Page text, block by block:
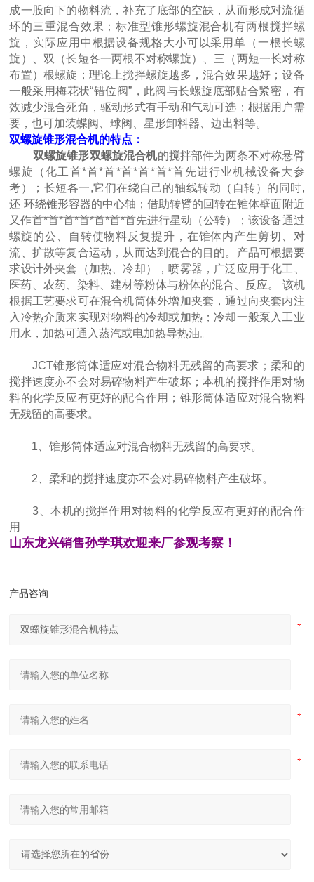
成一股向下的物料流，补充了底部的空缺，从而形成对流循
环的三重混合效果；标准型锥形螺旋混合机有两根搅拌螺
旋，实际应用中根据设备规格大小可以采用单（一根长螺
旋）、双（长短各一两根不对称螺旋）、三（两短一长对称
布置）根螺旋；理论上搅拌螺旋越多，混合效果越好；设备
一般采用梅花状“错位阀”，此阀与长螺旋底部贴合紧密，有
效减少混合死角，驱动形式有手动和气动可选；根据用户需
要，也可加装蝶阀、球阀、星形卸料器、边出料等。
双螺旋锥形混合机的特点：
双螺旋锥形双螺旋混合机的搅拌部件为两条不对称悬臂
螺旋（化工首*首*首*首*首*首*首先进行业机械设备大参
考）；长短各一,它们在绕自己的轴线转动（自转）的同时,
还 环绕锥形容器的中心轴；借助转臂的回转在锥体壁面附近
又作首*首*首*首*首*首*首先进行星动（公转）；该设备通过
螺旋的公、自转使物料反复提升，在锥体内产生剪切、对
流、扩散等复合运动，从而达到混合的目的。产品可根据要
求设计外夹套（加热、冷却），喷雾器，广泛应用于化工、
医药、农药、染料、建材等粉体与粉体的混合、反应。 该机
根据工艺要求可在混合机筒体外增加夹套，通过向夹套内注
入冷热介质来实现对物料的冷却或加热；冷却一般泵入工业
用水，加热可通入蒸汽或电加热导热油。
JCT锥形筒体适应对混合物料无残留的高要求；柔和的
搅拌速度亦不会对易碎物料产生破坏；本机的搅拌作用对物
料的化学反应有更好的配合作用；锥形筒体适应对混合物料
无残留的高要求。
1、锥形筒体适应对混合物料无残留的高要求。
2、柔和的搅拌速度亦不会对易碎物料产生破坏。
3、本机的搅拌作用对物料的化学反应有更好的配合作
用
山东龙兴销售孙学琪欢迎来厂参观考察！
产品咨询